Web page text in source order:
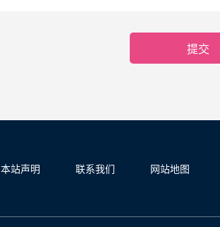
本站声明 联系我们 网站地图